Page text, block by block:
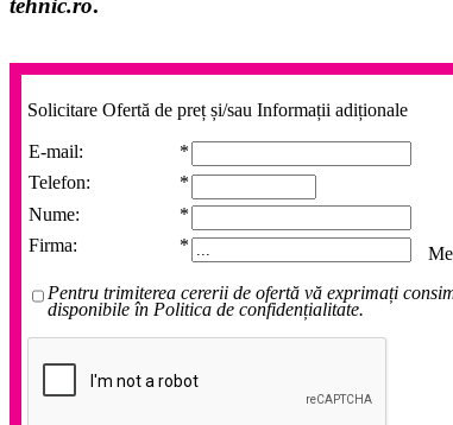
tehnic.ro.
Solicitare Ofertă de preț și/sau Informații adiționale
E-mail: *
Telefon:
*
Nume:
*
Firma:
*
Pentru trimiterea cererii de ofertă vă exprimați
disponibile în Politica de confidențialitate.